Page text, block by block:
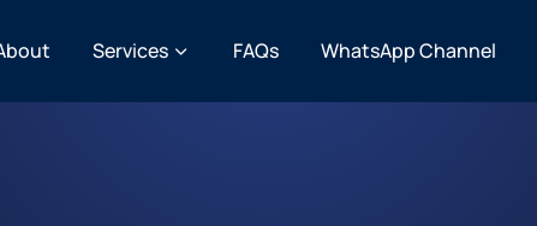
Services FAQs WhatsApp Channel